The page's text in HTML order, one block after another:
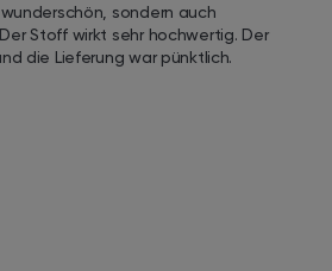
sondern auch
Stoff wirkt sehr hochwertig. Der
die Lieferung war pünktlich.